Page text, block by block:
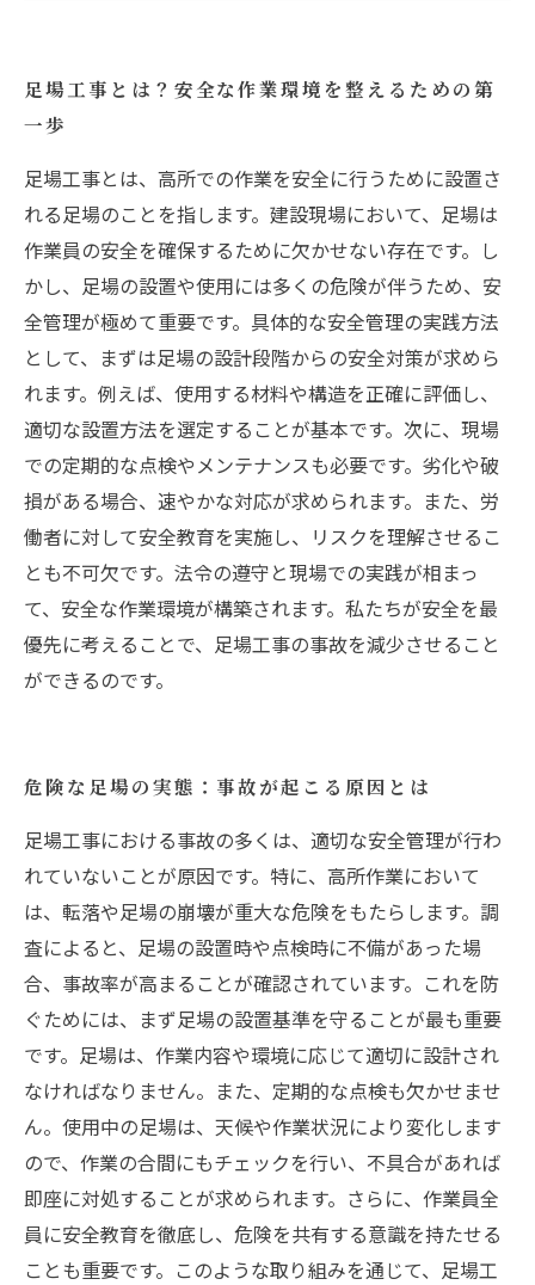
安全管理の徹底がもたらす建設業界の信頼性向
未来を見据えて：安全な足場工事の実現に向け
て
足場工事とは？安全な作業環境を整えるための第
一歩
足場工事とは、高所での作業を安全に行うために設置さ
れる足場のことを指します。建設現場において、足場は
作業員の安全を確保するために欠かせない存在です。し
かし、足場の設置や使用には多くの危険が伴うため、安
全管理が極めて重要です。具体的な安全管理の実践方法
として、まずは足場の設計段階からの安全対策が求めら
れます。例えば、使用する材料や構造を正確に評価し、
適切な設置方法を選定することが基本です。次に、現場
での定期的な点検やメンテナンスも必要です。劣化や破
損がある場合、速やかな対応が求められます。また、労
働者に対して安全教育を実施し、リスクを理解させるこ
とも不可欠です。法令の遵守と現場での実践が相まっ
て、安全な作業環境が構築されます。私たちが安全を最
優先に考えることで、足場工事の事故を減少させること
ができるのです。
危険な足場の実態：事故が起こる原因とは
足場工事における事故の多くは、適切な安全管理が行わ
れていないことが原因です。特に、高所作業において
は、転落や足場の崩壊が重大な危険をもたらします。調
査によると、足場の設置時や点検時に不備があった場
合、事故率が高まることが確認されています。これを防
ぐためには、まず足場の設置基準を守ることが最も重要
です。足場は、作業内容や環境に応じて適切に設計され
なければなりません。また、定期的な点検も欠かせませ
ん。使用中の足場は、天候や作業状況により変化します
ので、作業の合間にもチェックを行い、不具合があれば
即座に対処することが求められます。さらに、作業員全
員に安全教育を徹底し、危険を共有する意識を持たせる
ことも重要です。このような取り組みを通じて、足場工